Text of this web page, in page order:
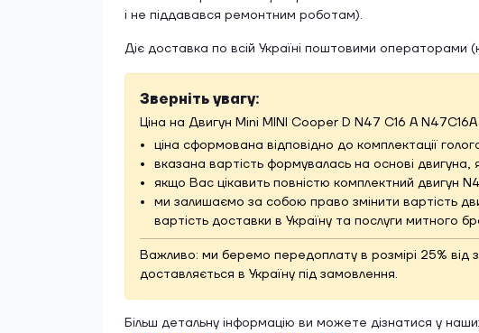
і не піддавався ремонтним роботам).
Діє доставка по всій Україні поштовими операторами
Зверніть увагу:
Ціна на Двигун Mini MINI Cooper D N47 C16 A
ціна сформована відповідно до комплектації
вказана вартість формувалась на основі двигуна,
якщо Вас цікавить повністю комплектний двигун
ми залишаємо за собою право змінити вартість
вартість доставки в Україну та послуги митного
Важливо: ми беремо передоплату в розмірі 25% від
доставляється в Україну під замовлення.
Більш детальну інформацію ви можете дізнатися у